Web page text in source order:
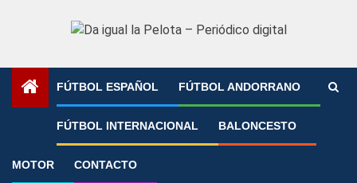
FÚTBOL ESPAÑOL FÚTBOL ANDORRANO
FÚTBOL INTERNACIONAL BALONCESTO
MOTOR CONTACTO
»
Eurocopa Fútbol Internacional